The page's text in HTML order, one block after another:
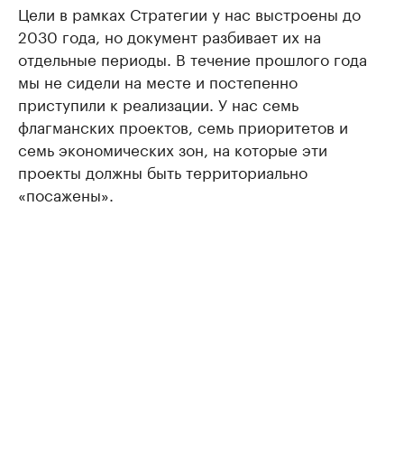
Цели в рамках Стратегии у нас выстроены до
2030 года, но документ разбивает их на
отдельные периоды. В течение прошлого года
мы не сидели на месте и постепенно
приступили к реализации. У нас семь
флагманских проектов, семь приоритетов и
семь экономических зон, на которые эти
проекты должны быть территориально
«посажены».